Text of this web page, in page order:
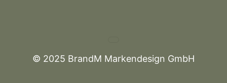
© 2025 BrandM Markendesign GmbH